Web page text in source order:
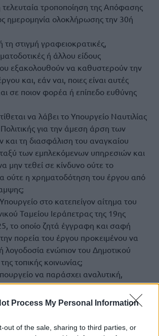
Process My Personal Information
out of the sale, sharing to third parties, or
τελευταία τροποποίηση της Απόφασης
ημερομηνία ολοκλήρωσης την 30ή
τη στιγμή γραφειοκρατικές,
ή άλλου είδους
εξακολουθούν να καθυστερούν την
και, εάν ναι, ποιες είναι αυτές
σε ποιον φορέα ή επίπεδο ευθύνης
να λάβει το Υπουργείο Ναυτιλίας
για την άμεση άρση των
τη διασφάλιση του αναγκαίου
των εμπλεκόμενων υπηρεσιών και
μην τεθεί σε κίνδυνο ούτε το
ούτε η χρηματοδότηση του έργου από
στο κατεπείγον αίτημα του
Ταμείου Ιεράπετρας της 19ης
το οποίο ζητά έγγραφη και σαφή
πορεία του έργου προκειμένου να
λογοδοσία ενώπιον του Δημοτικού
τοπικής κοινωνίας;
να παράσχει αναλυτική,
για το συνολικό χρονοδιάγραμμα
έργου, ώστε να αποκατασταθεί η
πολιτών και των τοπικών φορέων
και να διασφαλιστεί ότι ένα έργο